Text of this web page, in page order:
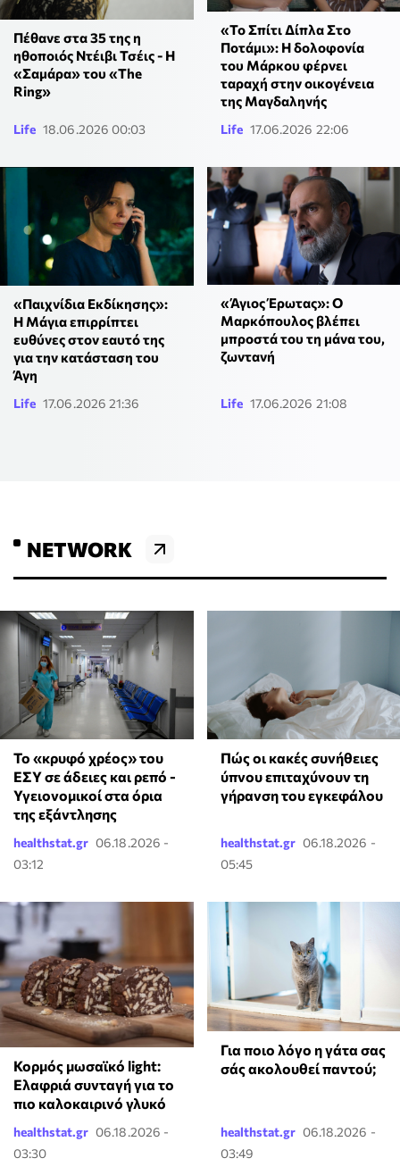
Πέθανε στα 35 της η
ηθοποιός Ντέιβι Τσέις - Η
«Σαμάρα» του «The
Ring»
Life 18.06.2026 00:03
«Το Σπίτι Δίπλα Στο
Ποτάμι»: Η δολοφονία
του Μάρκου φέρνει
ταραχή στην οικογένεια
της Μαγδαληνής
Life 17.06.2026 22:06
«Παιχνίδια Εκδίκησης»:
Η Μάγια επιρρίπτει
ευθύνες στον εαυτό της
για την κατάσταση του
Άγη
Life 17.06.2026 21:36
«Άγιος Έρωτας»: Ο
Μαρκόπουλος βλέπει
μπροστά του τη μάνα του,
ζωντανή
Life 17.06.2026 21:08
NETWORK
Το «κρυφό χρέος» του
ΕΣΥ σε άδειες και ρεπό -
Υγειονομικοί στα όρια
της εξάντλησης
healthstat.gr 06.18.2026 -
03:12
Πώς οι κακές συνήθειες
ύπνου επιταχύνουν τη
γήρανση του εγκεφάλου
healthstat.gr 06.18.2026 -
05:45
Κορμός μωσαϊκό light:
Ελαφριά συνταγή για το
πιο καλοκαιρινό γλυκό
healthstat.gr 06.18.2026 -
03:30
Για ποιο λόγο η γάτα σας
σάς ακολουθεί παντού;
healthstat.gr 06.18.2026 -
03:49